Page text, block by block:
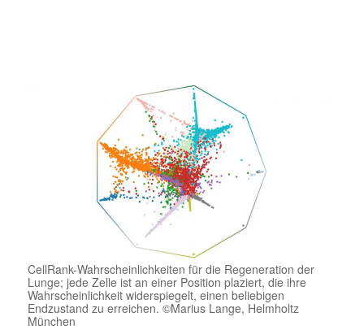
CellRank-Wahrscheinlichkeiten für die Regeneration der
Lunge; jede Zelle ist an einer Position plaziert, die ihre
Wahrscheinlichkeit widerspiegelt, einen beliebigen
Endzustand zu erreichen. ©Marius Lange, Helmholtz
München